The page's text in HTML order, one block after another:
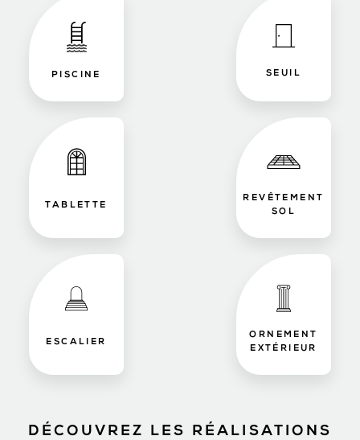
PISCINE SEUIL
TABLETTE
REVÊTEMENT
SOL
ESCALIER
ORNEMENT
EXTÉRIEUR
DÉCOUVREZ LES RÉALISATIONS